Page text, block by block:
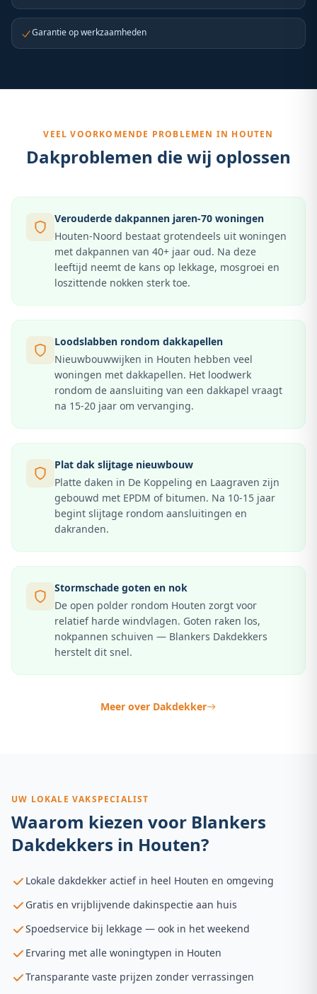
Garantie op werkzaamheden
VEEL VOORKOMENDE PROBLEMEN IN HOUTEN
Dakproblemen die wij oplossen
Verouderde dakpannen jaren-70 woningen
Houten-Noord bestaat grotendeels uit woningen
met dakpannen van 40+ jaar oud. Na deze
leeftijd neemt de kans op lekkage, mosgroei en
loszittende nokken sterk toe.
Loodslabben rondom dakkapellen
Nieuwbouwwijken in Houten hebben veel
woningen met dakkapellen. Het loodwerk
rondom de aansluiting van een dakkapel vraagt
na 15-20 jaar om vervanging.
Plat dak slijtage nieuwbouw
Platte daken in De Koppeling en Laagraven zijn
gebouwd met EPDM of bitumen. Na 10-15 jaar
begint slijtage rondom aansluitingen en
dakranden.
Stormschade goten en nok
De open polder rondom Houten zorgt voor
relatief harde windvlagen. Goten raken los,
nokpannen schuiven — Blankers Dakdekkers
herstelt dit snel.
Meer over Dakdekker
UW LOKALE VAKSPECIALIST
Waarom kiezen voor Blankers
Dakdekkers in Houten?
Lokale dakdekker actief in heel Houten en omgeving
Gratis en vrijblijvende dakinspectie aan huis
Spoedservice bij lekkage — ook in het weekend
Ervaring met alle woningtypen in Houten
Transparante vaste prijzen zonder verrassingen